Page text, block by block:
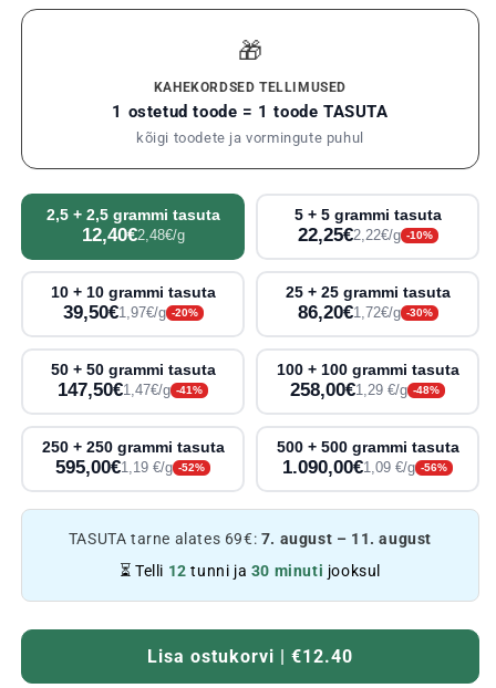
🎁
KAHEKORDSED TELLIMUSED
1 ostetud toode = 1 toode TASUTA
kõigi toodete ja vormingute puhul
2,5 + 2,5 grammi tasuta
12,40€2,48€/g
5 + 5 grammi tasuta
22,25€2,22€/g -10%
10 + 10 grammi tasuta
39,50€1,97€/g -20%
25 + 25 grammi tasuta
86,20€1,72€/g -30%
50 + 50 grammi tasuta
147,50€1,47€/g -41%
100 + 100 grammi tasuta
258,00€1,29 €/g -48%
250 + 250 grammi tasuta
595,00€1,19 €/g -52%
500 + 500 grammi tasuta
1.090,00€1,09 €/g -56%
TASUTA tarne alates 69€: 7. august – 11. august
⏳ Telli 12 tunni ja 30 minuti jooksul
Lisa ostukorvi | €12.40